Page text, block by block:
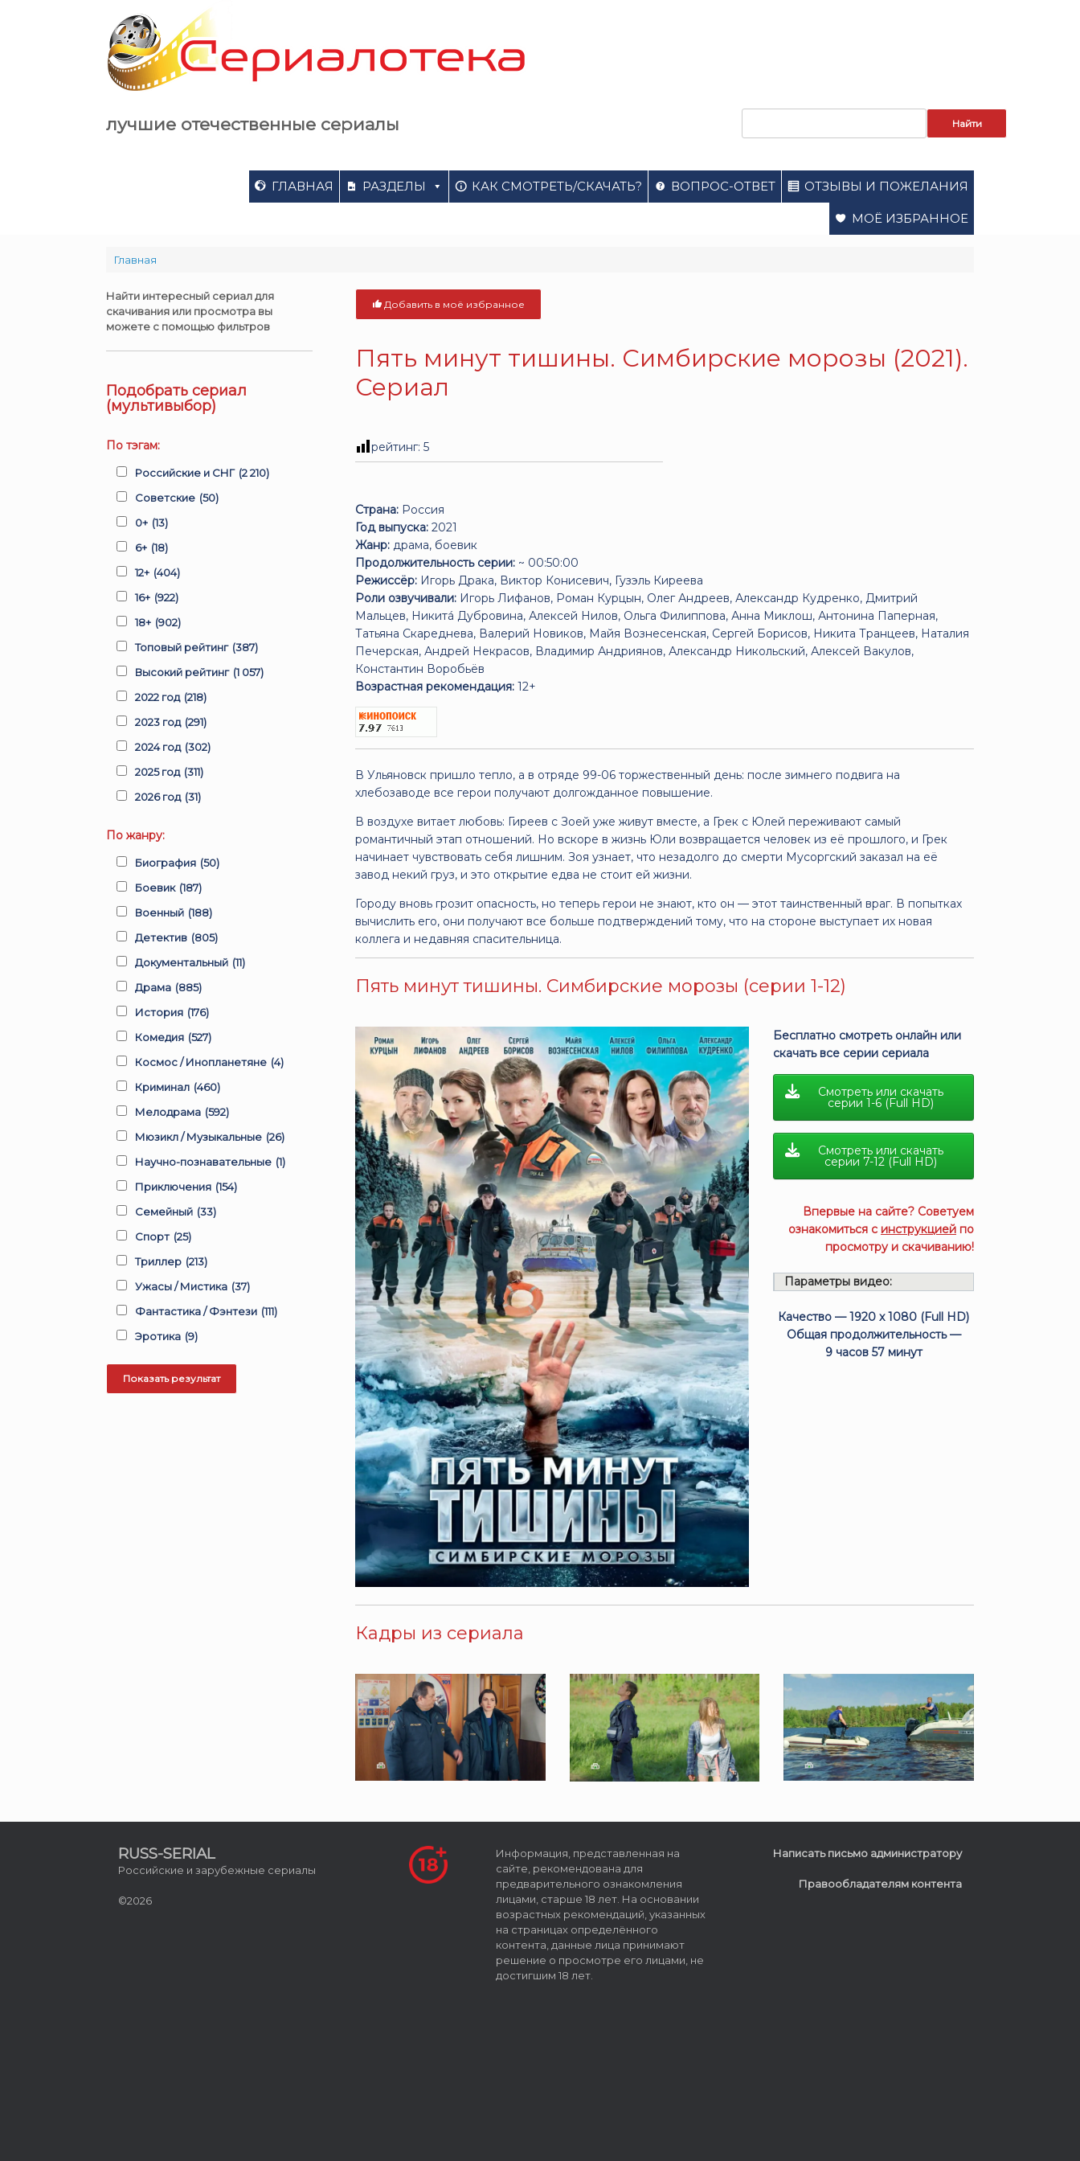
лучшие отечественные сериалы
ГЛАВНАЯ РАЗДЕЛЫ КАК СМОТРЕТЬ/СКАЧАТЬ? ВОПРОС-ОТВЕТ ОТЗЫВЫ И ПОЖЕЛАНИЯ
МОЁ ИЗБРАННОЕ
Главная
Добавить в моё избранное
Пять минут тишины. Симбирские морозы (2021).
Сериал
рейтинг:5
Страна: Россия
Год выпуска: 2021
Жанр: драма, боевик
Продолжительность серии: ~ 00:50:00
Режиссёр: Игорь Драка, Виктор Конисевич, Гузэль Киреева
Роли озвучивали: Игорь Лифанов, Роман Курцын, Олег Андреев, Александр Кудренко, Дмитрий
Мальцев, Никитá Дубровина, Алексей Нилов, Ольга Филиппова, Анна Миклош, Антонина Паперная,
Татьяна Скареднева, Валерий Новиков, Майя Вознесенская, Сергей Борисов, Никита Транцеев, Наталия
Печерская, Андрей Некрасов, Владимир Андриянов, Александр Никольский, Алексей Вакулов,
Константин Воробьёв
Возрастная рекомендация: 12+
В Ульяновск пришло тепло, а в отряде 99-06 торжественный день: после зимнего подвига на
хлебозаводе все герои получают долгожданное повышение.
В воздухе витает любовь: Гиреев с Зоей уже живут вместе, а Грек с Юлей переживают самый
романтичный этап отношений. Но вскоре в жизнь Юли возвращается человек из её прошлого, и Грек
начинает чувствовать себя лишним. Зоя узнает, что незадолго до смерти Мусоргский заказал на её
завод некий груз, и это открытие едва не стоит ей жизни.
Городу вновь грозит опасность, но теперь герои не знают, кто он — этот таинственный враг. В попытках
вычислить его, они получают все больше подтверждений тому, что на стороне выступает их новая
коллега и недавняя спасительница.
Пять минут тишины. Симбирские морозы (серии 1-12)
Бесплатно смотреть онлайн или
скачать все серии сериала
Смотреть или скачать
серии 1-6 (Full HD)
Смотреть или скачать
серии 7-12 (Full HD)
Впервые на сайте? Советуем
ознакомиться с инструкцией по
просмотру и скачиванию!
Параметры видео:
Качество — 1920 x 1080 (Full HD)
Общая продолжительность —
9 часов 57 минут
Кадры из сериала
Найти интересный сериал для
скачивания или просмотра вы
можете с помощью фильтров
Подобрать сериал
(мультивыбор)
По тэгам:
Российские и СНГ (2 210)
Советские (50)
0+ (13)
6+ (18)
12+ (404)
16+ (922)
18+ (902)
Топовый рейтинг (387)
Высокий рейтинг (1 057)
2022 год (218)
2023 год (291)
2024 год (302)
2025 год (311)
2026 год (31)
По жанру:
Биография (50)
Боевик (187)
Военный (188)
Детектив (805)
Документальный (11)
Драма (885)
История (176)
Комедия (527)
Космос / Инопланетяне (4)
Криминал (460)
Мелодрама (592)
Мюзикл / Музыкальные (26)
Научно-познавательные (1)
Приключения (154)
Семейный (33)
Спорт (25)
Триллер (213)
Ужасы / Мистика (37)
Фантастика / Фэнтези (111)
Эротика (9)
RUSS-SERIAL
Российские и зарубежные сериалы
©2026
Информация, представленная на
сайте, рекомендована для
предварительного ознакомления
лицами, старше 18 лет. На основании
возрастных рекомендаций, указанных
на страницах определённого
контента, данные лица принимают
решение о просмотре его лицами, не
достигшим 18 лет.
Написать письмо администратору
Правообладателям контента